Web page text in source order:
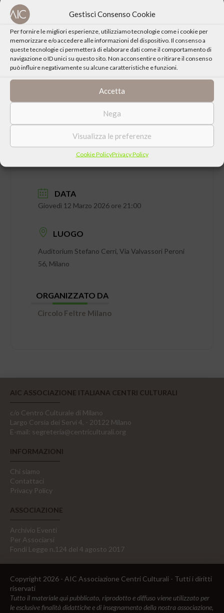
Gestisci Consenso Cookie
Per fornire le migliori esperienze, utilizziamo tecnologie come i cookie per
memorizzare e/o accedere alle informazioni del dispositivo. Il consenso a
queste tecnologie ci permetterà di elaborare dati come il comportamento di
navigazione o ID unici su questo sito. Non acconsentire o ritirare il consenso
può influire negativamente su alcune caratteristiche e funzioni.
Accetta
Nega
Visualizza le preferenze
Cookie PolicyPrivacy Policy
CONDIVIDI QUESTO EVENTO
DATA
Giovedì 12 Marzo 2026 ore 21:00
LUOGO
Auditorium Stefano Cerri, Via Valvassori Peroni
56, Milano
ORGANIZZATO DA
Circolo Feltre Milano
AIC ASSOCIAZIONE ITALIANA CENTRI CULTURALI
c/o Centro Culturale di Milano
Largo Corsia dei Servi 4, - 20122 Milano
E-mail: segreteria@centriculturali.org
INFORMAZIONI
Chi siamo
Contattaci
Privacy Policy
ASSOCIAZIONE
Archivio Eventi
Per Associarsi
Fondi Legge n.124 del 4 agosto 2017
Copyright 2026 - AIC Associazione Centri Culturali - Tutti i diritti
riservati
Tutto il materiale qui pubblicato, riprodotto e diffuso viene utilizzato per
le esclusive finalità didattiche e di insegnamento della nostra associazione,